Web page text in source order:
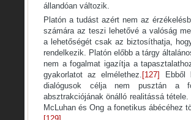
állandóan változik.
Platón a tudást azért nem az
számára az teszi lehetővé a valóság
a lehetőségét csak az biztosíthatja,
rendelkezik. Platón előbb a tárgy
nem a fogalmat igazítja a
gyakorlatot az elmélethez. [127] Ebből
dialógusok célja nem pusztán a
absztrakciójának önálló realitássá tétele.
McLuhan és Ong a fonetikus ábécéhez